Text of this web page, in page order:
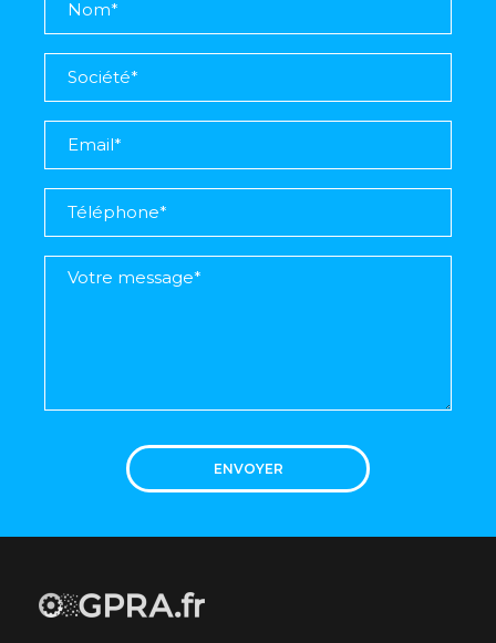
ENVOYER